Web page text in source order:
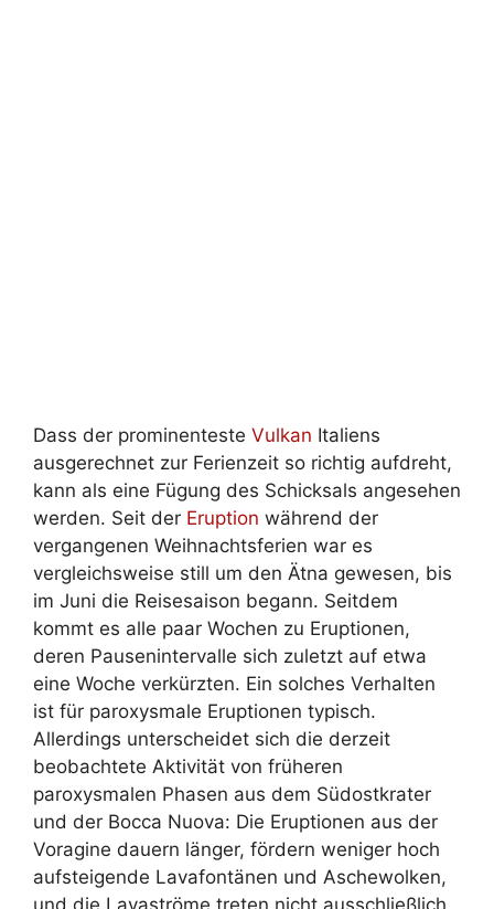
Dass der prominenteste Vulkan Italiens
ausgerechnet zur Ferienzeit so richtig aufdreht,
kann als eine Fügung des Schicksals angesehen
werden. Seit der Eruption während der
vergangenen Weihnachtsferien war es
vergleichsweise still um den Ätna gewesen, bis
im Juni die Reisesaison begann. Seitdem
kommt es alle paar Wochen zu Eruptionen,
deren Pausenintervalle sich zuletzt auf etwa
eine Woche verkürzten. Ein solches Verhalten
ist für paroxysmale Eruptionen typisch.
Allerdings unterscheidet sich die derzeit
beobachtete Aktivität von früheren
paroxysmalen Phasen aus dem Südostkrater
und der Bocca Nuova: Die Eruptionen aus der
Voragine dauern länger, fördern weniger hoch
aufsteigende Lavafontänen und Aschewolken,